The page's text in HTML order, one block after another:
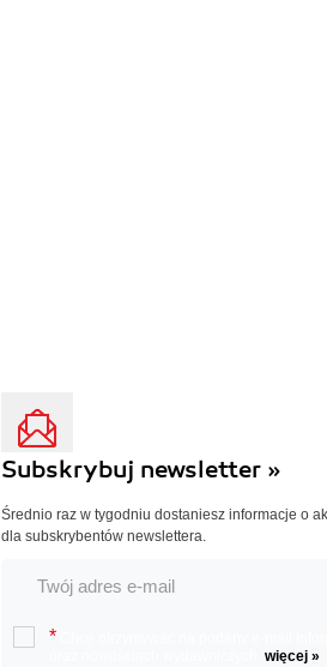
Subskrybuj newsletter »
Średnio raz w tygodniu dostaniesz informacje o
dla subskrybentów newslettera.
*
więcej »